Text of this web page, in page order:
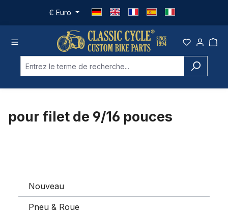
Passer au contenu principal
€ Euro
pour filet de 9/16 pouces
Nouveau
Pneu & Roue